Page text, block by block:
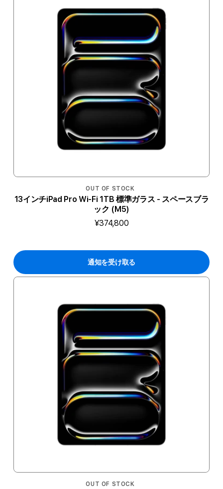
OUT OF STOCK
13インチiPad Pro Wi-Fi 1TB 標準ガラス - スペースブラ
ック (M5)
¥374,800
通知を受け取る
OUT OF STOCK